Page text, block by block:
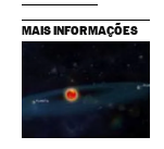
MAIS INFORMAÇÕES